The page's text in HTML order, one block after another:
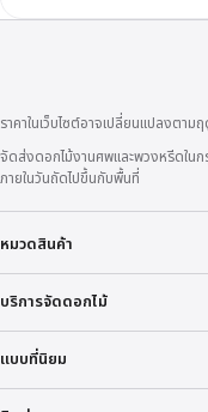
ราคาในเว็บไซต์อาจเปลี่ยนแปลงต
จัดส่งดอกไม้งานศพและพวงหรีดใน
ภายในวันถัดไปขึ้นกับพื้นที่
หมวดสินค้า
บริการจัดดอกไม้
แบบที่นิยม